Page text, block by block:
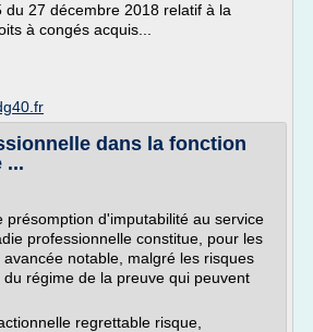
du 27 décembre 2018 relatif à la
à congés acquis...
dans la fonction
...
présomption d'imputabilité au service
professionnelle constitue, pour les
notable, malgré les risques
régime de la preuve qui peuvent
regrettable risque,